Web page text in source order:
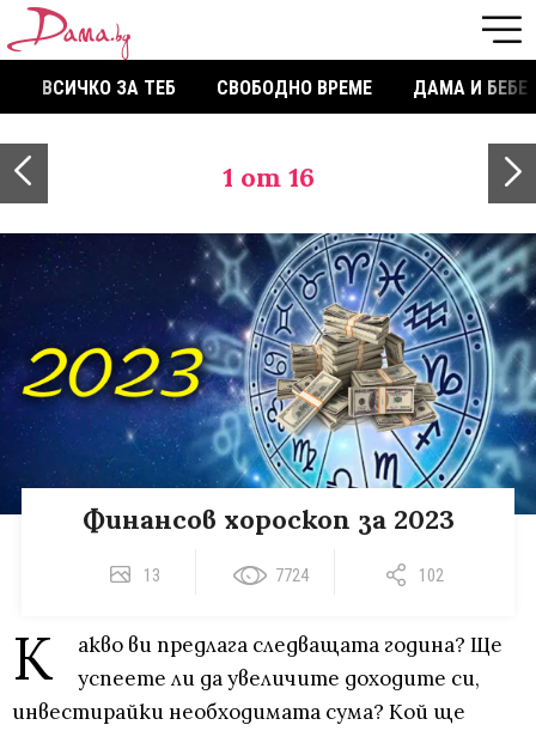
ВСИЧКО ЗА ТЕБ СВОБОДНО ВРЕМЕ ДАМА И БЕБЕ
1 от 16
Финансов хороскоп за 2023
13 7724 102
К
акво ви предлага следващата година? Ще
успеете ли да увеличите доходите си,
инвестирайки необходимата сума? Кой ще